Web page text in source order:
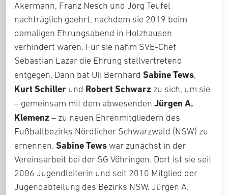
Akermann, Franz Nesch und Jörg Teufel
nachträglich geehrt, nachdem sie 2019 beim
damaligen Ehrungsabend in Holzhausen
verhindert waren. Für sie nahm SVE-Chef
Sebastian Lazar die Ehrung stellvertretend
entgegen. Dann bat Uli Bernhard Sabine Tews,
Kurt Schiller und Robert Schwarz zu sich, um sie
– gemeinsam mit dem abwesenden Jürgen A.
Klemenz – zu neuen Ehrenmitgliedern des
Fußballbezirks Nördlicher Schwarzwald (NSW) zu
ernennen. Sabine Tews war zunächst in der
Vereinsarbeit bei der SG Vöhringen. Dort ist sie seit
2006 Jugendleiterin und seit 2010 Mitglied der
Jugendabteilung des Bezirks NSW. Jürgen A.